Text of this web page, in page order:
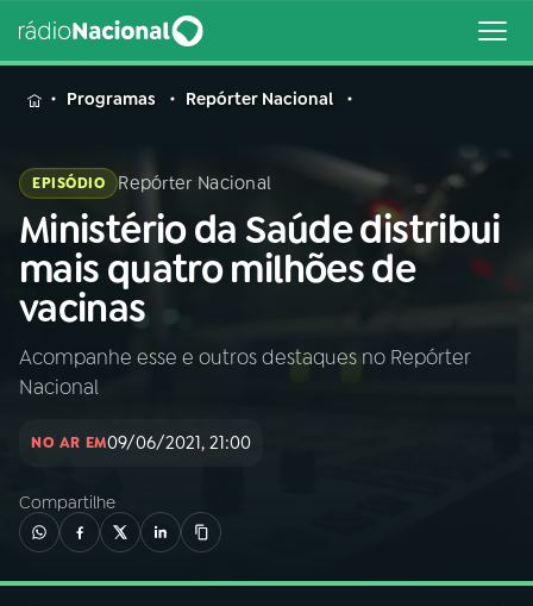
MENU
Buscar
na
Rádio
Nacional
Buscar
AO VIVO
INÍCIO
02A RÁDIO
03PROGRAMAÇÃO
Programas Repórter Nacional
EPISÓDIO Repórter Nacional
Ministério da Saúde distribui
mais quatro milhões de
vacinas
Acompanhe esse e outros destaques no Repórter
Nacional
NO AR EM09/06/2021, 21:00
Compartilhe